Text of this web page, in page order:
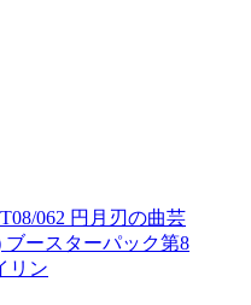
062 円月刃の曲芸
ブースターパック第8
リン